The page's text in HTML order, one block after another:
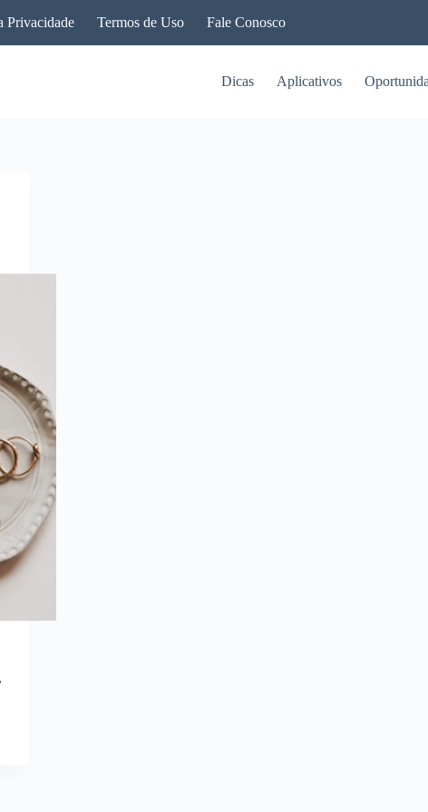
Privacidade Termos de Uso Fale Conosco
Dicas Aplicativos